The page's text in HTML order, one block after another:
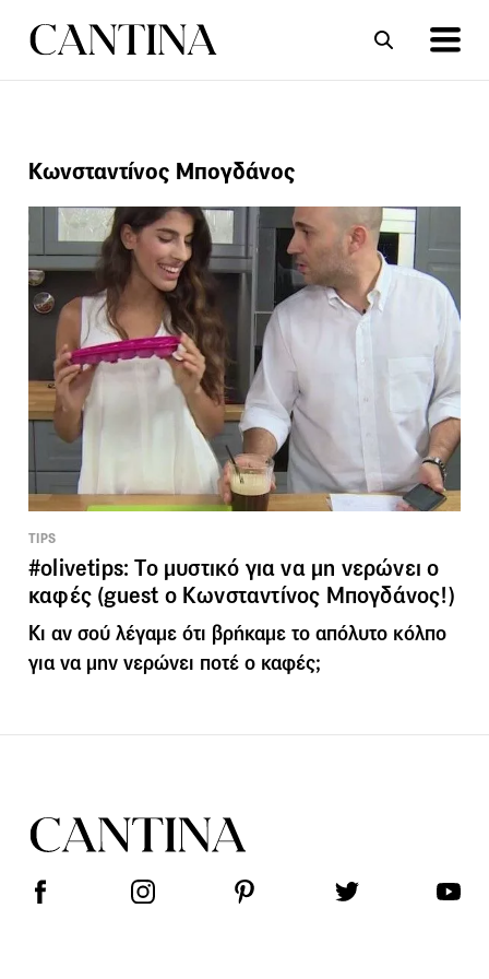
ΣΥΝΤΑΓΕΣ
Κωνσταντίνος Μπογδάνος
TIPS
#olivetips: Το μυστικό για να μη νερώνει ο
καφές (guest ο Κωνσταντίνος Μπογδάνος!)
Κι αν σού λέγαμε ότι βρήκαμε το απόλυτο κόλπο
για να μην νερώνει ποτέ ο καφές;